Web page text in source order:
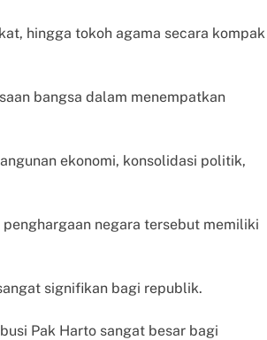
hingga tokoh agama secara kompak
bangsa dalam menempatkan
ekonomi, konsolidasi politik,
negara tersebut memiliki
signifikan bagi republik.
Pak Harto sangat besar bagi